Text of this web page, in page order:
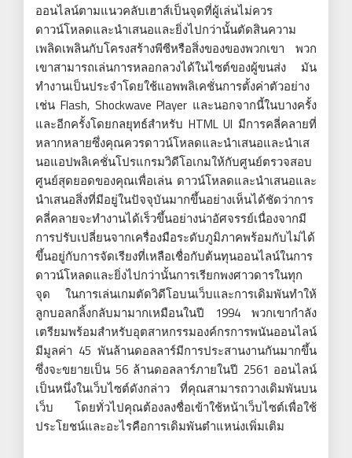
ออนไลน์ตามแนวคลับเฮาส์เป็นจุดที่ผู้เล่นไม่ควร
ดาวน์โหลดและนำเสนอและยิ่งไปกว่านั้นตัดสินความ
เพลิดเพลินกับโครงสร้างพีซีหรือสิ่งของของพวกเขา พวก
เขาสามารถเล่นการหลอกลวงได้ในไซต์ของผู้ขนส่ง มัน
ทำงานเป็นประจำโดยใช้แอพพลิเคชั่นการตั้งค่าตัวอย่าง
เช่น Flash, Shockwave Player และนอกจากนี้ในบางครั้ง
และอีกครั้งโดยกลยุทธ์สำหรับ HTML UI มีการคลี่คลายที่
หลากหลายซึ่งคุณควรดาวน์โหลดและนำเสนอและนำเส
นอแอปพลิเคชั่นโปรแกรมวิดีโอเกมให้กับศูนย์ตรวจสอบ
ศูนย์สุดยอดของคุณเพื่อเล่น ดาวน์โหลดและนำเสนอและ
นำเสนอสิ่งที่มีอยู่ในปัจจุบันมากขึ้นอย่างเห็นได้ชัดว่าการ
คลี่คลายจะทำงานได้เร็วขึ้นอย่างน่าอัศจรรย์เนื่องจากมี
การปรับเปลี่ยนจากเครื่องมือระดับภูมิภาคพร้อมกับไม่ได้
ขึ้นอยู่กับการจัดเรียงที่เหลือเชื่อกับต้นทุนออนไลน์ในการ
ดาวน์โหลดและยิ่งไปกว่านั้นการเรียกพงศาวดารในทุก
จุด ในการเล่นเกมตัดวิดีโอบนเว็บและการเดิมพันทำให้
ลูกบอลกลิ้งกลับมามากเหมือนในปี 1994 พวกเขากำลัง
เตรียมพร้อมสำหรับอุตสาหกรรมองค์กรการพนันออนไลน์
มีมูลค่า 45 พันล้านดอลลาร์มีการประสานงานกันมากขึ้น
ซึ่งจะขยายเป็น 56 ล้านดอลลาร์ภายในปี 2561 ออนไลน์
เป็นหนึ่งในเว็บไซต์ดังกล่าว ที่คุณสามารถวางเดิมพันบน
เว็บ โดยทั่วไปคุณต้องลงชื่อเข้าใช้หน้าเว็บไซต์เพื่อใช้
ประโยชน์และอะไรคือการเดิมพันตำแหน่งเพิ่มเติม